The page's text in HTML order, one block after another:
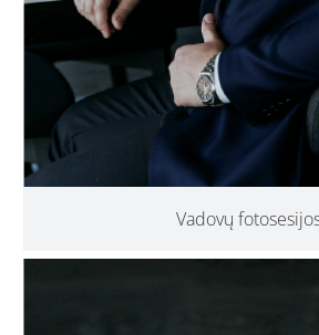
Vadovų